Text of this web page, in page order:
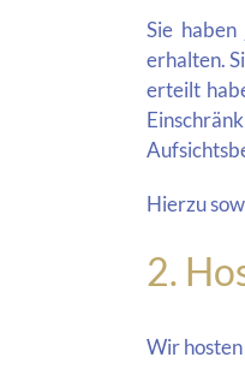
Sie
erhalten.
erteilt
Hierzu
2.
Wir